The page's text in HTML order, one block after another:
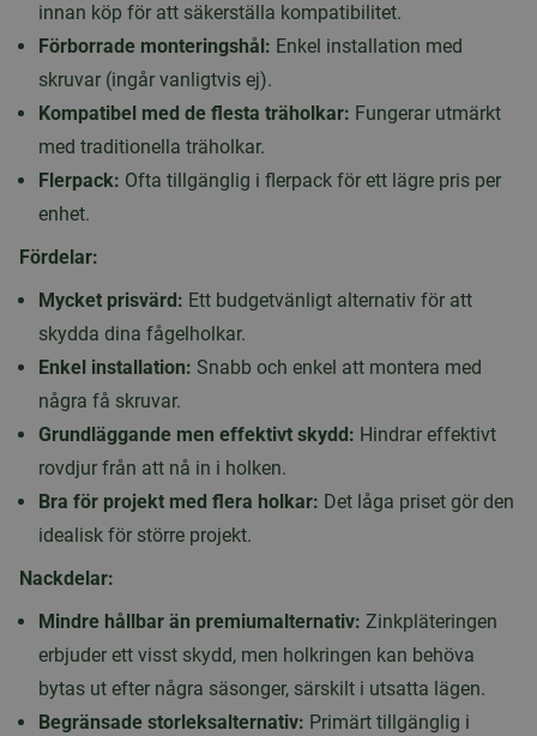
innan köp för att säkerställa kompatibilitet.
Förborrade monteringshål: Enkel installation med
skruvar (ingår vanligtvis ej).
Kompatibel med de flesta träholkar: Fungerar utmärkt
med traditionella träholkar.
Flerpack: Ofta tillgänglig i flerpack för ett lägre pris per
enhet.
Fördelar:
Mycket prisvärd: Ett budgetvänligt alternativ för att
skydda dina fågelholkar.
Enkel installation: Snabb och enkel att montera med
några få skruvar.
Grundläggande men effektivt skydd: Hindrar effektivt
rovdjur från att nå in i holken.
Bra för projekt med flera holkar: Det låga priset gör den
idealisk för större projekt.
Nackdelar:
Mindre hållbar än premiumalternativ: Zinkpläteringen
erbjuder ett visst skydd, men holkringen kan behöva
bytas ut efter några säsonger, särskilt i utsatta lägen.
Begränsade storleksalternativ: Primärt tillgänglig i